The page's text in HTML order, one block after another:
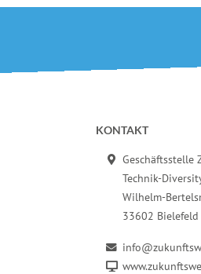
Fußbereich der Seite
KONTAKT
Geschäftsstelle
Technik-
Wilhelm-
33602 Bielefeld